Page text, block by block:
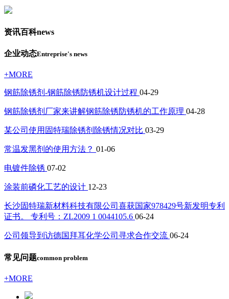
资讯百科news
企业动态Entreprise's news
+MORE
钢筋除锈剂-钢筋除锈防锈机设计过程 04-29
钢筋除锈剂厂家来讲解钢筋除锈防锈机的工作原理 04-28
某公司使用固特瑞除锈剂除锈情况对比 03-29
常温发黑剂的使用方法？ 01-06
电镀件除锈 07-02
涂装前磷化工艺的设计 12-23
长沙固特瑞新材料科技有限公司喜获国家978429号新发明专利
证书。 专利号：ZL2009 1 0044105.6 06-24
公司领导到访德国拜耳化学公司寻求合作交流 06-24
常见问题common problem
+MORE